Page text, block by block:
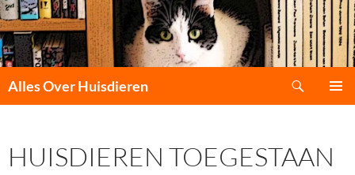
Alles Over Huisdieren
INHOUD
HUISDIEREN TOEGESTAAN